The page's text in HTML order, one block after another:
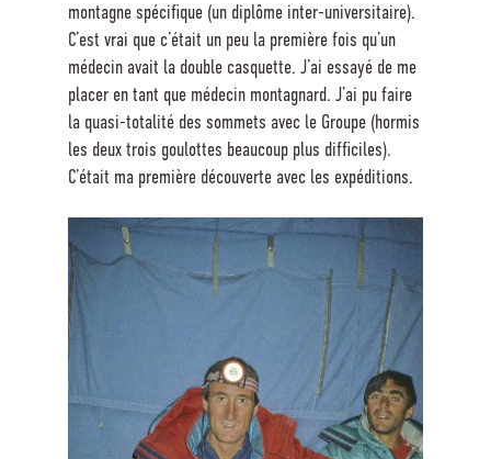
montagne spécifique (un diplôme inter-universitaire).
C’est vrai que c’était un peu la première fois qu’un
médecin avait la double casquette. J’ai essayé de me
placer en tant que médecin montagnard. J’ai pu faire
la quasi-totalité des sommets avec le Groupe (hormis
les deux trois goulottes beaucoup plus difficiles).
C’était ma première découverte avec les expéditions.